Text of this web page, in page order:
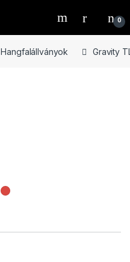
0
Hangfalállványok Gravity
Nincs raktáron